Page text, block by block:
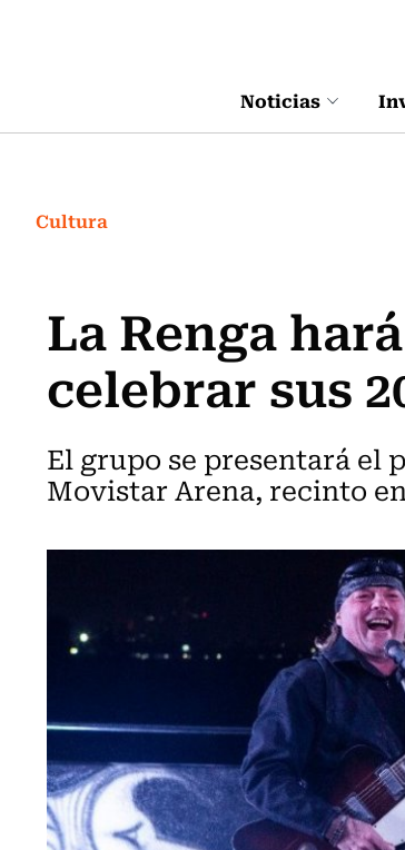
Noticias
Cultura
La Renga
celebrar sus
El grupo se presentará el
Movistar Arena, recinto